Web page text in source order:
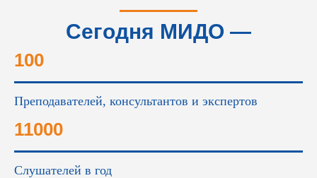
Сегодня МИДО —
100
Преподавателей, консультантов и экспертов
11000
Слушателей в год